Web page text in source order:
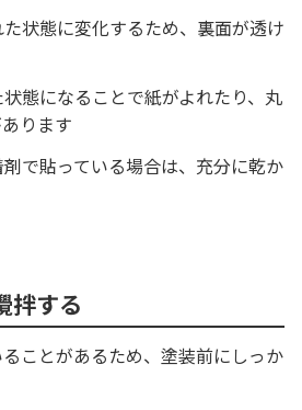
状態に変化するため、裏面が透け
態になることで紙がよれたり、丸
ります
で貼っている場合は、充分に乾か
拌する
ことがあるため、塗装前にしっか